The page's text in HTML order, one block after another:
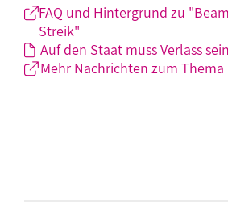
FAQ und Hintergrund zu
Streik"
Auf den Staat muss Verlass sein
Mehr Nachrichten zum